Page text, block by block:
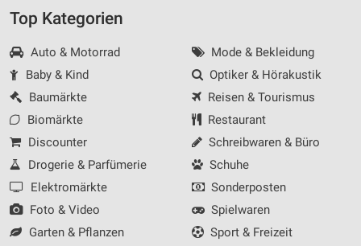
Top Kategorien
Auto & Motorrad
Baby & Kind
Baumärkte
Biomärkte
Discounter
Drogerie & Parfümerie
Elektromärkte
Foto & Video
Garten & Pflanzen
Mode & Bekleidung
Optiker & Hörakustik
Reisen & Tourismus
Restaurant
Schreibwaren & Büro
Schuhe
Sonderposten
Spielwaren
Sport & Freizeit